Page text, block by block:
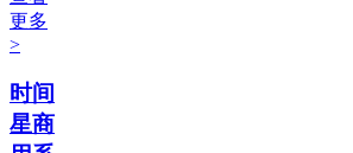
更多
>
时间
星商